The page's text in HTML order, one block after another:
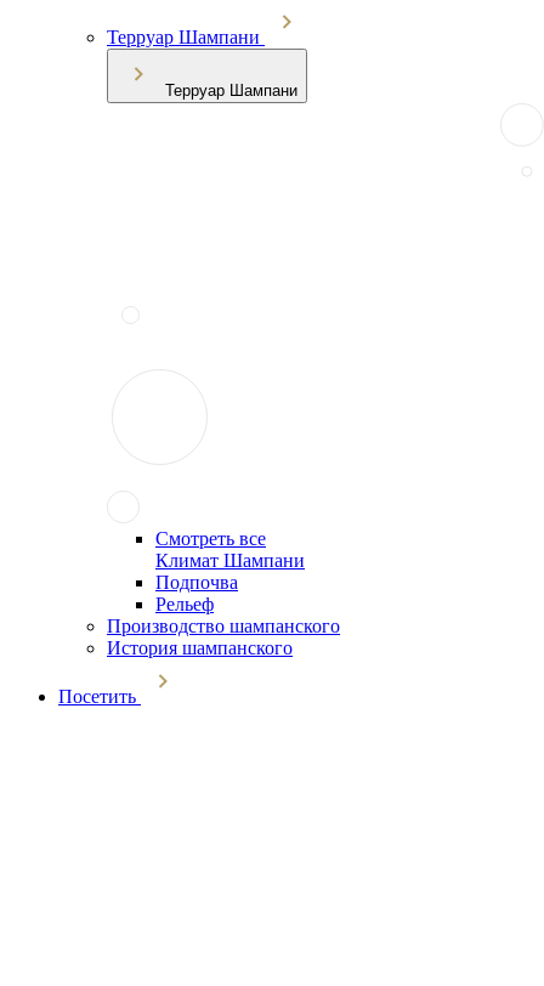
Терруар Шампани
Терруар Шампани
Смотреть все
Климат Шампани
Подпочва
Рельеф
Производство шампанского
История шампанского
Посетить